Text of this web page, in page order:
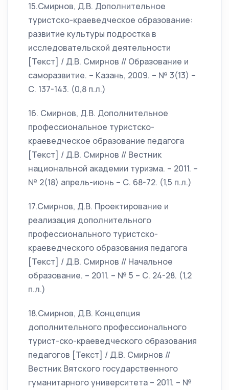
15.Смирнов, Д.В. Дополнительное
туристско-краеведческое образование:
развитие культуры подростка в
исследовательской деятельности
[Текст] / Д.В. Смирнов // Образование и
саморазвитие. – Казань, 2009. – № 3(13) –
С. 137-143. (0,8 п.л.)
16. Смирнов, Д.В. Дополнительное
профессиональное туристско-
краеведческое образование педагога
[Текст] / Д.В. Смирнов // Вестник
национальной академии туризма. – 2011. –
№ 2(18) апрель-июнь – С. 68-72. (1,5 п.л.)
17.Смирнов, Д.В. Проектирование и
реализация дополнительного
профессионального туристско-
краеведческого образования педагога
[Текст] / Д.В. Смирнов // Начальное
образование. – 2011. – № 5 – С. 24-28. (1,2
п.л.)
18.Смирнов, Д.В. Концепция
дополнительного профессионального
турист-ско-краеведческого образования
педагогов [Текст] / Д.В. Смирнов //
Вестник Вятского государственного
гуманитарного университета – 2011. – №